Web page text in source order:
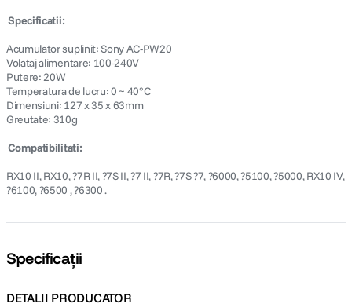
 Specificatii:
Acumulator suplinit: Sony AC-PW20
Volataj alimentare: 100-240V
Putere: 20W
Temperatura de lucru: 0 ~ 40°C
Dimensiuni: 127 x 35 x 63mm
Greutate: 310g
 Compatibilitati:
RX10 II, RX10, ?7R II, ?7S II, ?7 II, ?7R, ?7S ?7, ?6000, ?5100, ?5000, RX10 IV,
?6100, ?6500 , ?6300 .
Specificații
DETALII PRODUCATOR